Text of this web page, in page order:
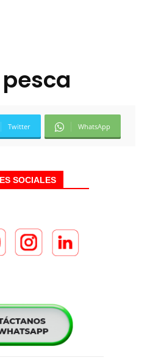
Twitter WhatsApp
SOCIALES